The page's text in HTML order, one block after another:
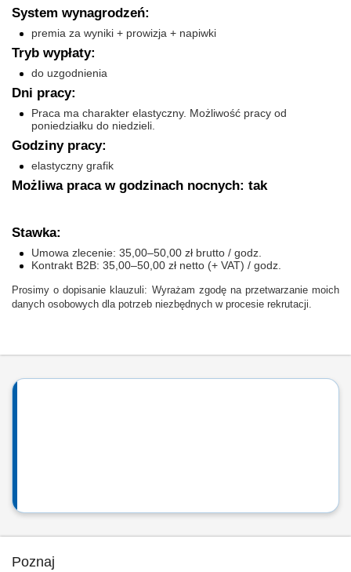
System wynagrodzeń:
premia za wyniki + prowizja + napiwki
Tryb wypłaty:
do uzgodnienia
Dni pracy:
Praca ma charakter elastyczny. Możliwość pracy od
poniedziałku do niedzieli.
Godziny pracy:
elastyczny grafik
Możliwa praca w godzinach nocnych: tak
Stawka:
Umowa zlecenie: 35,00–50,00 zł brutto / godz.
Kontrakt B2B: 35,00–50,00 zł netto (+ VAT) / godz.
Prosimy o dopisanie klauzuli: Wyrażam zgodę na przetwarzanie moich
danych osobowych dla potrzeb niezbędnych w procesie rekrutacji.
Poznaj